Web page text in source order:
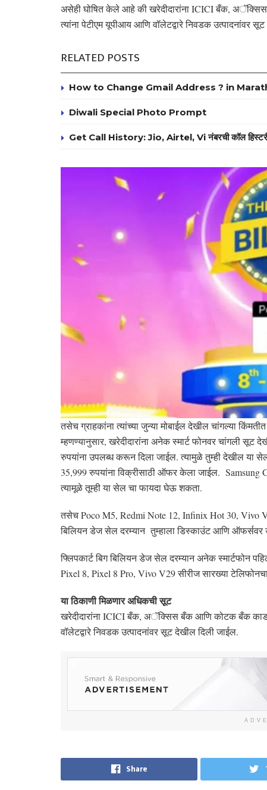
असेही घोषित केले आहे की खरेदीदारांना ICICI बँक,
त्यांना पेटीएम यूपीआय आणि वॉलेटद्वारे निवडक उत्पादनांवर
RELATED POSTS
How to Change Gmail Address ? in
Diwali Special Photo Prompt
Get Call History: Jio, Airtel, Vi नंबरची कॉल हिस्टरी
तसेच ग्राहकांना त्यांच्या जुन्या मोबाईल देखील चांगल्या
म्हणण्यानुसार, खरेदीदारांना अनेक स्मार्ट फोनवर चांगली
रुपयांना उपलब्ध करून दिला जाईल. त्यामुळे तुम्ही देखील
35,999 रुपयांना विक्रीसाठी ऑफर केला जाईल. Samsung
त्यामूळे तूम्ही या सेल चा फायदा घेऊ शकता.
तसेच Poco M5, Redmi Note 12, Infinix Hot 30, Vivo
बिलियन डेज सेल दरम्यान तुम्हाला डिस्काउंट आणि ऑफर्सवर
फ्लिपकार्ट बिग बिलियन डेज सेल दरम्यान अनेक स्मार्टफोन
Pixel 8, Pixel 8 Pro, Vivo V29 सीरीज सारख्या
या ठिकाणी मिळणार अधिकची सूट
खरेदीदारांना ICICI बँक, अॅक्सिस बँक आणि कोटक बँक
वॉलेटद्वारे निवडक उत्पादनांवर सूट देखील दिली जाईल.
Share